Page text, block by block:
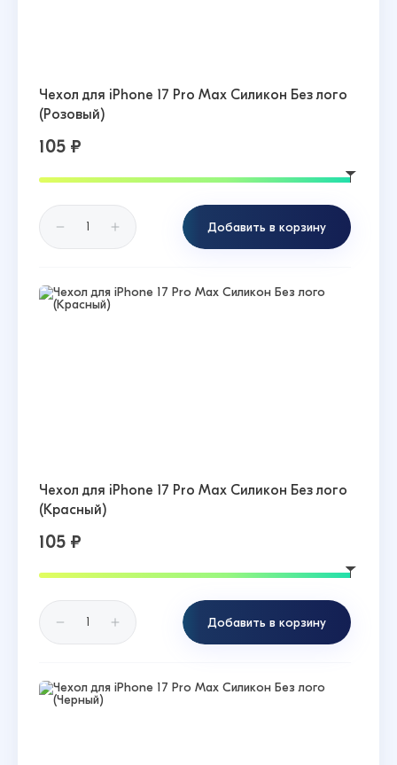
Чехол для iPhone 17 Pro Max Силикон Без лого
(Розовый)
105 ₽
Добавить в корзину
Чехол для iPhone 17 Pro Max Силикон Без лого
(Красный)
105 ₽
Добавить в корзину